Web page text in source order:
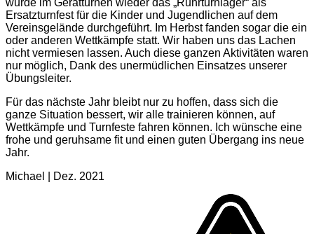
wurde im Gerätturnen wieder das „Ruhrturnlager“ als
Ersatzturnfest für die Kinder und Jugendlichen auf dem
Vereinsgelände durchgeführt. Im Herbst fanden sogar die ein
oder anderen Wettkämpfe statt. Wir haben uns das Lachen
nicht vermiesen lassen. Auch diese ganzen Aktivitäten waren
nur möglich, Dank des unermüdlichen Einsatzes unserer
Übungsleiter.
Für das nächste Jahr bleibt nur zu hoffen, dass sich die
ganze Situation bessert, wir alle trainieren können, auf
Wettkämpfe und Turnfeste fahren können. Ich wünsche eine
frohe und geruhsame fit und einen guten Übergang ins neue
Jahr.
Michael | Dez. 2021